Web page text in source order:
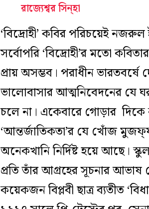
রাজ্যেশ্বর সিন্হা
‘বিদ্রোহী’ কবির পরিচয়েই
সর্বোপরি ‘বিদ্রোহী’র মতো
প্রায় অসম্ভব। পরাধীন ভারতবর্ষে
ভালোবাসার আত্মনিবেদনের যে
চলে না। একেবারে গোড়ার দিকে
‘আন্তর্জাতিকতা’র যে খোঁজ
অনেকখানি নির্দিষ্ট হয়ে আছে।
প্রতি তাঁর আগ্রহের সূচনার আভাষ
কয়েকজন বিপ্লবী ছাত্র ব্যতীত